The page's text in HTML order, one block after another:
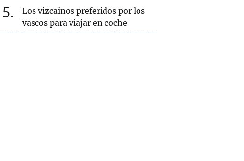
5
Los vizcainos preferidos por los
vascos para viajar en coche